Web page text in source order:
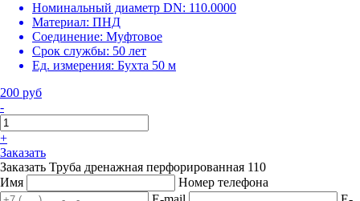
Номинальный диаметр DN: 110.0000
Материал: ПНД
Соединение: Муфтовое
Срок службы: 50 лет
Ед. измерения: Бухта 50 м
200 руб
-
+
Заказать
Заказать Труба дренажная перфорированная 110
Имя
Номер телефона